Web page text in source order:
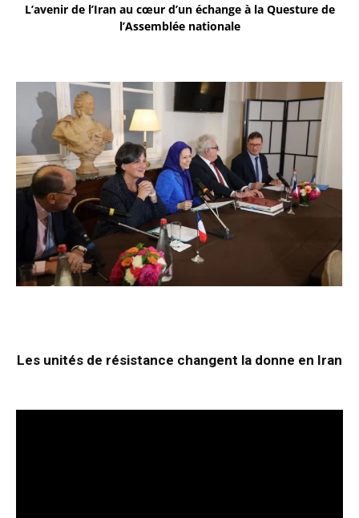
L’avenir de l’Iran au cœur d’un échange à la Questure de
l’Assemblée nationale
Les unités de résistance changent la donne en Iran